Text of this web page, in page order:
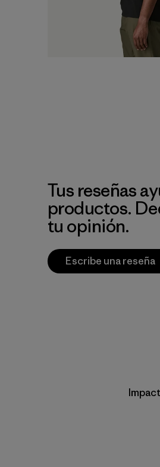
Tus reseñas
productos.
tu opinión.
Escribe una reseña